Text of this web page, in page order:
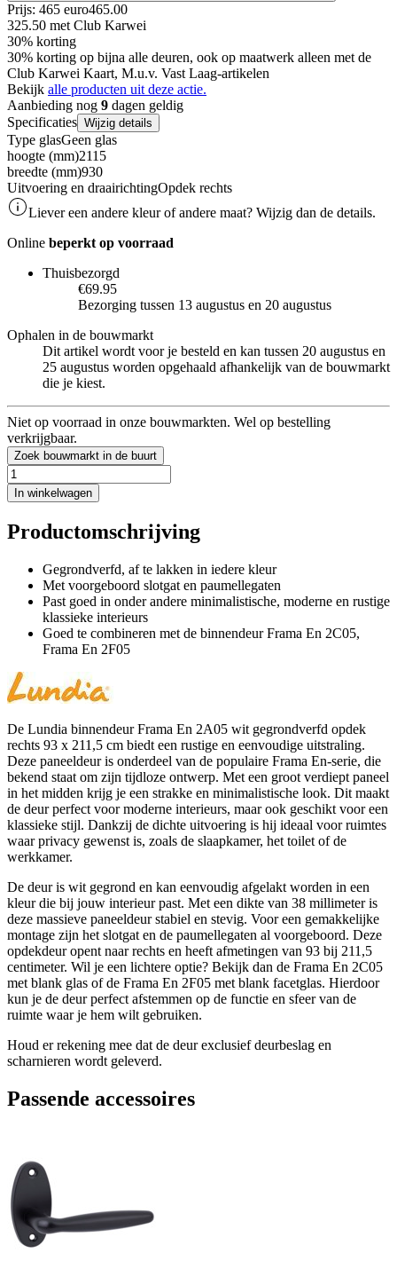
Prijs: 465 euro465.00
325.50 met Club Karwei
30% korting
30% korting op bijna alle deuren, ook op maatwerk alleen met de
Club Karwei Kaart, M.u.v. Vast Laag-artikelen
Bekijk alle producten uit deze actie.
Aanbieding nog 9 dagen geldig
Specificaties Wijzig details
Type glasGeen glas
hoogte (mm)2115
breedte (mm)930
Uitvoering en draairichtingOpdek rechts
Liever een andere kleur of andere maat? Wijzig dan de details.
Online beperkt op voorraad
Thuisbezorgd
€69.95
Bezorging tussen 13 augustus en 20 augustus
Ophalen in de bouwmarkt
Dit artikel wordt voor je besteld en kan tussen 20 augustus en
25 augustus worden opgehaald afhankelijk van de bouwmarkt
die je kiest.
Niet op voorraad in onze bouwmarkten. Wel op bestelling
verkrijgbaar.
Zoek bouwmarkt in de buurt
In winkelwagen
Productomschrijving
Gegrondverfd, af te lakken in iedere kleur
Met voorgeboord slotgat en paumellegaten
Past goed in onder andere minimalistische, moderne en rustige
klassieke interieurs
Goed te combineren met de binnendeur Frama En 2C05,
Frama En 2F05
De Lundia binnendeur Frama En 2A05 wit gegrondverfd opdek
rechts 93 x 211,5 cm biedt een rustige en eenvoudige uitstraling.
Deze paneeldeur is onderdeel van de populaire Frama En-serie, die
bekend staat om zijn tijdloze ontwerp. Met een groot verdiept paneel
in het midden krijg je een strakke en minimalistische look. Dit maakt
de deur perfect voor moderne interieurs, maar ook geschikt voor een
klassieke stijl. Dankzij de dichte uitvoering is hij ideaal voor ruimtes
waar privacy gewenst is, zoals de slaapkamer, het toilet of de
werkkamer.
De deur is wit gegrond en kan eenvoudig afgelakt worden in een
kleur die bij jouw interieur past. Met een dikte van 38 millimeter is
deze massieve paneeldeur stabiel en stevig. Voor een gemakkelijke
montage zijn het slotgat en de paumellegaten al voorgeboord. Deze
opdekdeur opent naar rechts en heeft afmetingen van 93 bij 211,5
centimeter. Wil je een lichtere optie? Bekijk dan de Frama En 2C05
met blank glas of de Frama En 2F05 met blank facetglas. Hierdoor
kun je de deur perfect afstemmen op de functie en sfeer van de
ruimte waar je hem wilt gebruiken.
Houd er rekening mee dat de deur exclusief deurbeslag en
scharnieren wordt geleverd.
Passende accessoires